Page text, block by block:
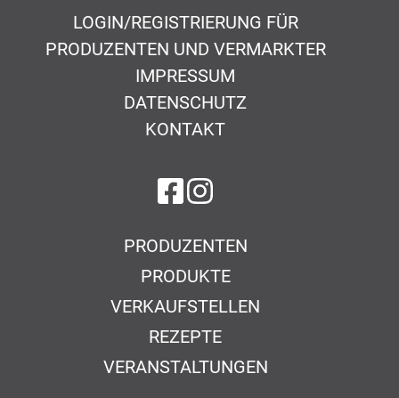
LOGIN/REGISTRIERUNG FÜR
PRODUZENTEN UND VERMARKTER
IMPRESSUM
DATENSCHUTZ
KONTAKT
auf Facebook
auf Instagram
PRODUZENTEN
PRODUKTE
VERKAUFSTELLEN
REZEPTE
VERANSTALTUNGEN